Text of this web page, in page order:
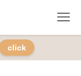
click